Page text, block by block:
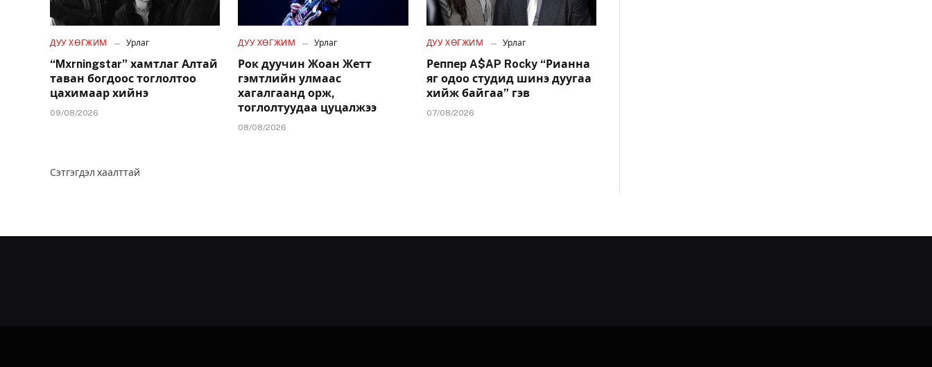
ДУУ ХӨГЖИМ Урлаг
“Mxrningstar” хамтлаг Алтай
таван богдоос тоглолтоо
цахимаар хийнэ
09/08/2026
ДУУ ХӨГЖИМ Урлаг
Рок дуучин Жоан Жетт
гэмтлийн улмаас
хагалгаанд орж,
тоглолтуудаа цуцалжээ
08/08/2026
ДУУ ХӨГЖИМ Урлаг
Реппер A$AP Rocky “Рианна
яг одоо студид шинэ дуугаа
хийж байгаа” гэв
07/08/2026
Сэтгэгдэл хаалттай